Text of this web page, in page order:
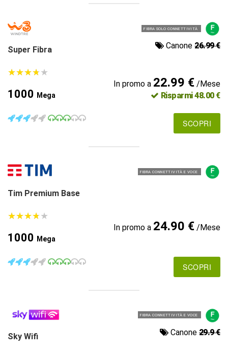
FIBRA SOLO CONNETTIVITÀ
Super Fibra Canone26.99 €
★★★★★
★★★★★
1000 Mega
In promo a 22.99 €/Mese
Risparmi 48.00 €
SCOPRI
FIBRA CONNETTIVITÀ E VOCE
Tim Premium Base
★★★★★
★★★★★
1000 Mega
In promo a 24.90 €/Mese
SCOPRI
FIBRA CONNETTIVITÀ E VOCE
Sky Wifi Canone 29.9 €